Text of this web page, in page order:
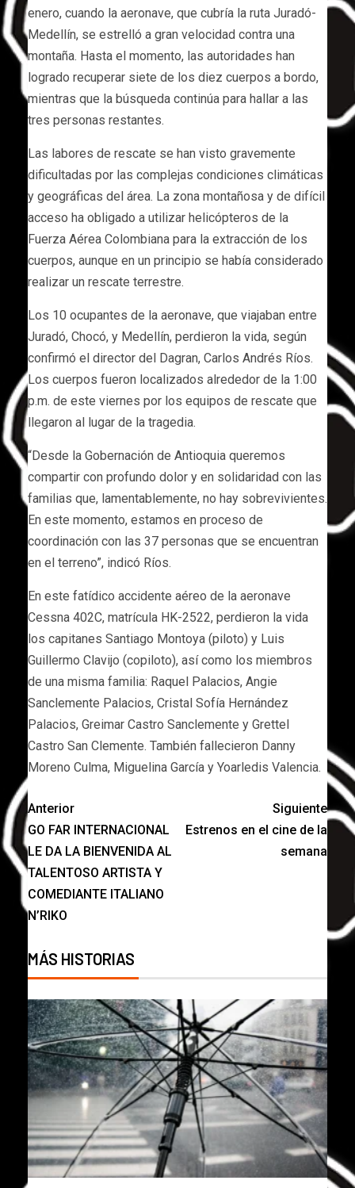
enero, cuando la aeronave, que cubría la ruta Juradó-
Medellín, se estrelló a gran velocidad contra una
montaña. Hasta el momento, las autoridades han
logrado recuperar siete de los diez cuerpos a bordo,
mientras que la búsqueda continúa para hallar a las
tres personas restantes.
Las labores de rescate se han visto gravemente
dificultadas por las complejas condiciones climáticas
y geográficas del área. La zona montañosa y de difícil
acceso ha obligado a utilizar helicópteros de la
Fuerza Aérea Colombiana para la extracción de los
cuerpos, aunque en un principio se había considerado
realizar un rescate terrestre.
Los 10 ocupantes de la aeronave, que viajaban entre
Juradó, Chocó, y Medellín, perdieron la vida, según
confirmó el director del Dagran, Carlos Andrés Ríos.
Los cuerpos fueron localizados alrededor de la 1:00
p.m. de este viernes por los equipos de rescate que
llegaron al lugar de la tragedia.
“Desde la Gobernación de Antioquia queremos
compartir con profundo dolor y en solidaridad con las
familias que, lamentablemente, no hay sobrevivientes.
En este momento, estamos en proceso de
coordinación con las 37 personas que se encuentran
en el terreno”, indicó Ríos.
En este fatídico accidente aéreo de la aeronave
Cessna 402C, matrícula HK-2522, perdieron la vida
los capitanes Santiago Montoya (piloto) y Luis
Guillermo Clavijo (copiloto), así como los miembros
de una misma familia: Raquel Palacios, Angie
Sanclemente Palacios, Cristal Sofía Hernández
Palacios, Greimar Castro Sanclemente y Grettel
Castro San Clemente. También fallecieron Danny
Moreno Culma, Miguelina García y Yoarledis Valencia.
Anterior
GO FAR INTERNACIONAL
LE DA LA BIENVENIDA AL
TALENTOSO ARTISTA Y
COMEDIANTE ITALIANO
N’RIKO
Siguiente
Estrenos en el cine de la
semana
MÁS HISTORIAS